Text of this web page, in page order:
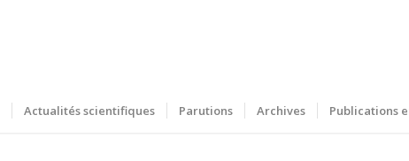
Actualités scientifiques Parutions Archives Publications